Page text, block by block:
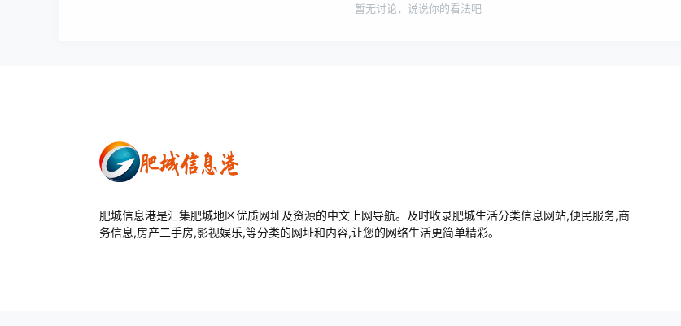
暂无讨论，说说你的看法吧
肥城信息港是汇集肥城地区优质网址及资源的中文上网导航。及时收录肥城生活分类信息网站,便民服务,商
务信息,房产二手房,影视娱乐,等分类的网址和内容,让您的网络生活更简单精彩。